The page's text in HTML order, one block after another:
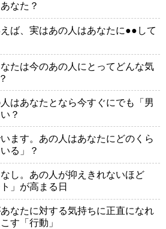
なた？
ば、実はあの人はあなたに●●して
たは今のあの人にとってどんな気
はあなたとなら今すぐにでも「男
？
ます。あの人はあなたにどのくら
る」？
し。あの人が抑えきれないほど
」が高まる日
なたに対する気持ちに正直になれ
す「行動」